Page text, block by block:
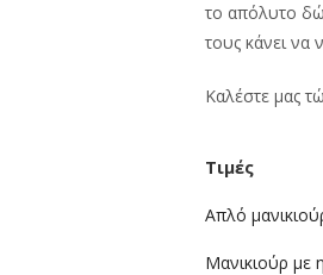
το απόλυτο
τους κάνει να
Καλέστε μας
Τιμές
Απλό
Μανικιούρ με